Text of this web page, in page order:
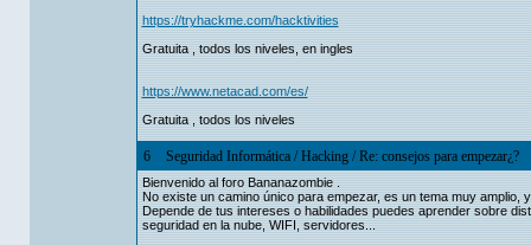
https://tryhackme.com/hacktivities
Gratuita , todos los niveles, en ingles
https://www.netacad.com/es/
Gratuita , todos los niveles
6 Seguridad Informática/Hacking/Re: consejos para empezar¿?
Bienvenido al foro Bananazombie .
No existe un camino único para empezar, es un tema muy amplio,
Depende de tus intereses o habilidades puedes aprender sobre
seguridad en la nube, WIFI, servidores...